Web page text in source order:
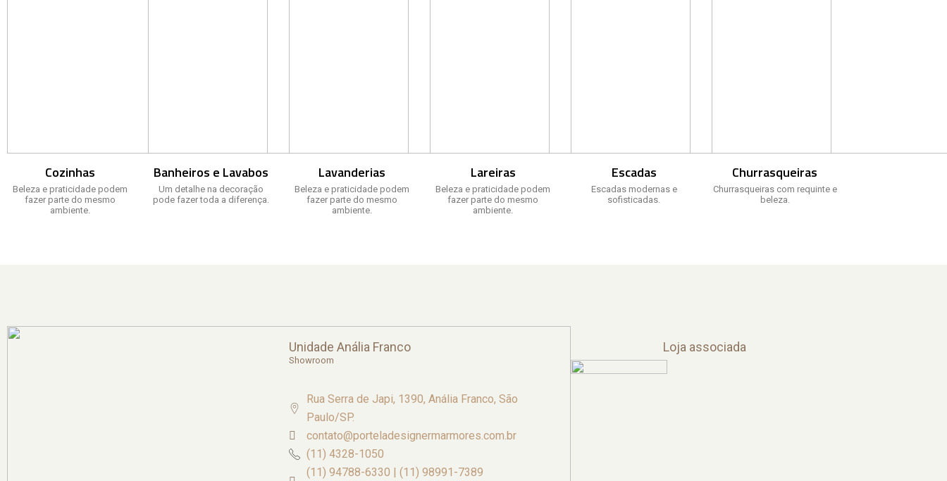
Cozinhas
Beleza e praticidade podem
fazer parte do mesmo
ambiente.
Banheiros e Lavabos
Um detalhe na decoração
pode fazer toda a diferença.
Lavanderias
Beleza e praticidade podem
fazer parte do mesmo
ambiente.
Lareiras
Beleza e praticidade podem
fazer parte do mesmo
ambiente.
Escadas
Escadas modernas e
sofisticadas.
Churrasqueiras
Churrasqueiras com requinte e
beleza.
Unidade Anália Franco
Showroom
Rua Serra de Japi, 1390, Anália Franco, São
Paulo/SP.
contato@porteladesignermarmores.com.br
(11) 4328-1050
(11) 94788-6330 | (11) 98991-7389
Loja associada